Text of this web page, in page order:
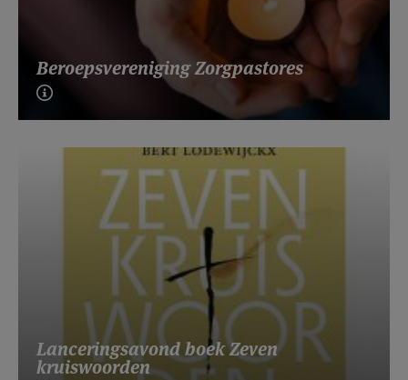
Beroepsvereniging Zorgpastores
Lanceringsavond boek Zeven
kruiswoorden